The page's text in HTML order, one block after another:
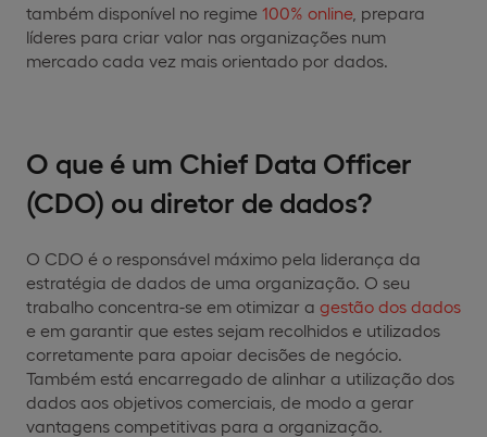
também disponível no regime 100% online, prepara
líderes para criar valor nas organizações num
mercado cada vez mais orientado por dados.
O que é um Chief Data Officer
(CDO) ou diretor de dados?
O CDO é o responsável máximo pela liderança da
estratégia de dados de uma organização. O seu
trabalho concentra-se em otimizar a gestão dos dados
e em garantir que estes sejam recolhidos e utilizados
corretamente para apoiar decisões de negócio.
Também está encarregado de alinhar a utilização dos
dados aos objetivos comerciais, de modo a gerar
vantagens competitivas para a organização.